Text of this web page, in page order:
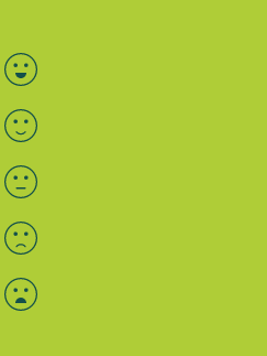
Bewertung auswählen